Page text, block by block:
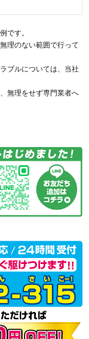
です。
理のない範囲で行って
ブルについては、当社
無理をせず専門業者へ